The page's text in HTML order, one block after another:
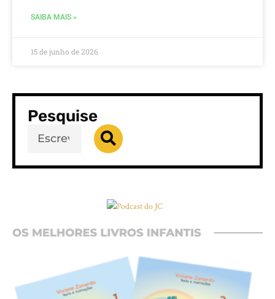
SAIBA MAIS »
15 de junho de 2026
Pesquise